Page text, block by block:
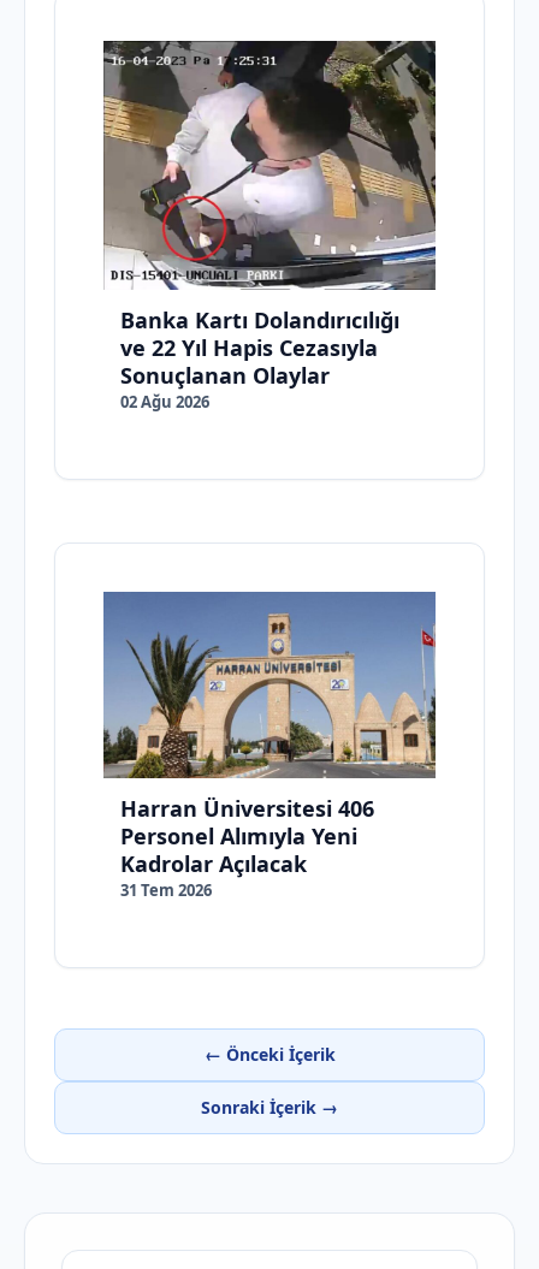
Banka Kartı Dolandırıcılığı
ve 22 Yıl Hapis Cezasıyla
Sonuçlanan Olaylar
02 Ağu 2026
Harran Üniversitesi 406
Personel Alımıyla Yeni
Kadrolar Açılacak
31 Tem 2026
← Önceki İçerik
Sonraki İçerik →